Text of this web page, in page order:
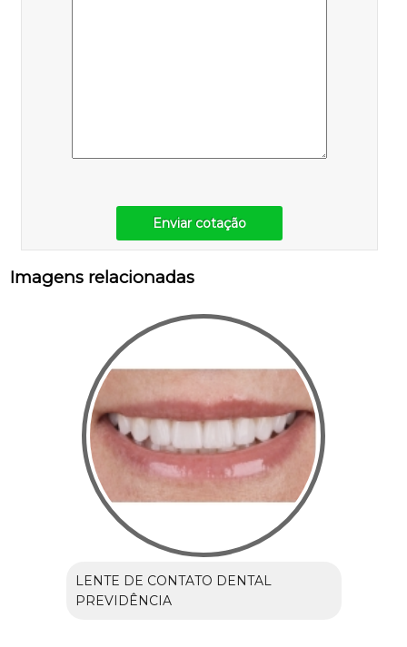
Enviar cotação
Imagens relacionadas
LENTE DE CONTATO DENTAL
PREVIDÊNCIA